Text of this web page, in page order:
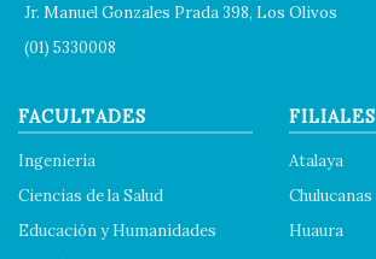
Jr. Manuel Gonzales Prada 398, Los Olivos
(01) 5330008
FACULTADES
Ingeniería
Ciencias de la Salud
Educación y Humanidades
FILIALES
Atalaya
Chulucanas
Huaura